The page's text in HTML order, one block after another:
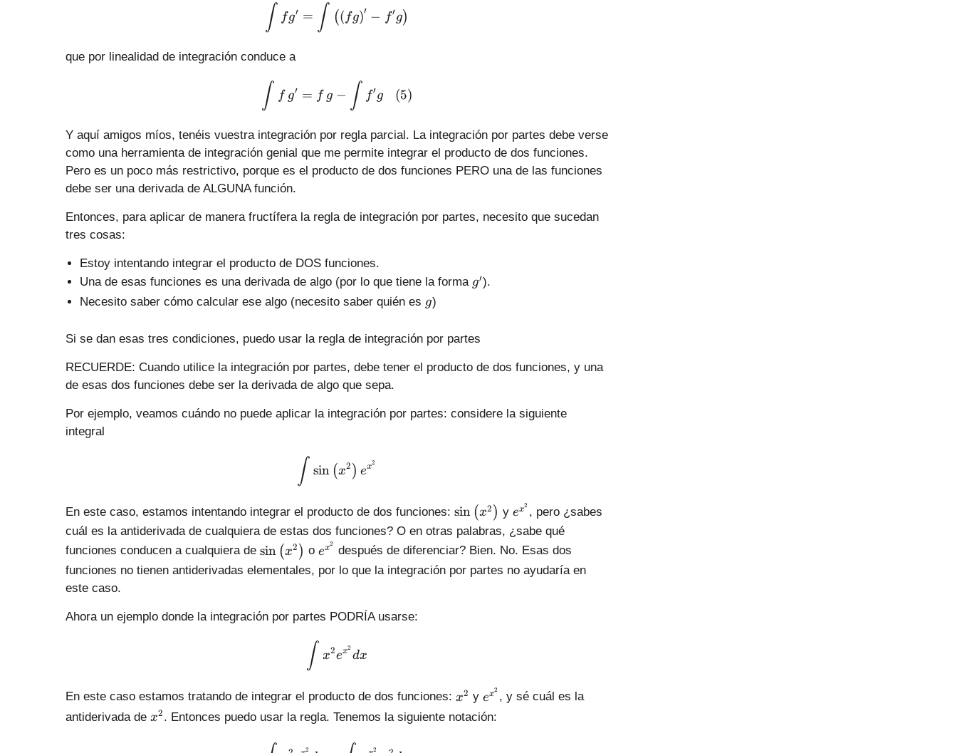
C
\int{fg'}=\int{\left( \left( fg \right)'-f'g \right)}
∫ fg′ = ∫ (( fg)′ − f′g)
que por linealidad de integración conduce a
\int{f\,g'}=f\,g-\int{f'g} \,\,\,\,\,(5)
∫ f g′ = f g − ∫ f′g (5)
Y aquí amigos míos, tenéis vuestra integración por regla parcial. La integración por partes debe verse
como una herramienta de integración genial que me permite integrar el producto de dos funciones.
Pero es un poco más restrictivo, porque es el producto de dos funciones PERO una de las funciones
debe ser una derivada de ALGUNA función.
Entonces, para aplicar de manera fructífera la regla de integración por partes, necesito que sucedan
tres cosas:
Estoy intentando integrar el producto de DOS funciones.
Una de esas funciones es una derivada de algo (por lo que tiene la forma g
g′).
Necesito saber cómo calcular ese algo (necesito saber quién es g
g)
Si se dan esas tres condiciones, puedo usar la regla de integración por partes
RECUERDE: Cuando utilice la integración por partes, debe tener el producto de dos funciones, y una
de esas dos funciones debe ser la derivada de algo que sepa.
Por ejemplo, veamos cuándo no puede aplicar la integración por partes: considere la siguiente
integral
\int{\sin \left( {{x}^{2}} \right){{e}^{{{x}^{2}}}}}
∫ sin (x2 ) ex2
En este caso, estamos intentando integrar el producto de dos funciones: \
s
i
n
\
x
}
sin (x2 ) y{
{
e
}
^
2
ex2 , pero ¿sabes
cuál es la antiderivada de cualquiera de estas dos funciones? O en otras palabras, ¿sabe qué
funciones conducen a cualquiera de \
i
\
(
{
{
sin (x2 ) o{
e
^
{
{
^
{
ex2
después de diferenciar? Bien. No. Esas dos
funciones no tienen antiderivadas elementales, por lo que la integración por partes no ayudaría en
este caso.
Ahora un ejemplo donde la integración por partes PODRÍA usarse:
\int{{{x}^{2}}{{e}^{{{x}^{2}}}}dx}
∫ x2ex2
dx
En este caso estamos tratando de integrar el producto de dos funciones: {
{
x
x2 y {
{
e
ex2 , y sé cuál es la
antiderivada de {
x2. Entonces puedo usar la regla. Tenemos la siguiente notación:
\int{{{x}^{2}}{{e}^{{{x}^{2}}}}dx}=\int{\underbrace{{{e}^{{{x}^{2}}}}}_{f\left( x
2 2